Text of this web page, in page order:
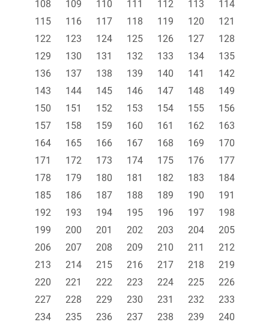
108
109 110 111 112 113
114
115
116 117 118 119 120
121
122
123 124 125 126 127
128
129
130 131 132 133 134
135
136
137 138 139 140 141
142
143
144 145 146 147 148
149
150
151 152 153 154 155
156
157
158 159 160 161 162
163
164
165 166 167 168 169
170
171
172 173 174 175 176
177
178
179 180 181 182 183
184
185
186 187 188 189 190
191
192
193 194 195 196 197
198
199
200 201 202 203 204
205
206
207 208 209 210 211
212
213
214 215 216 217 218
219
220
221 222 223 224 225
226
227
228 229 230 231 232
233
234
235 236 237 238 239
240